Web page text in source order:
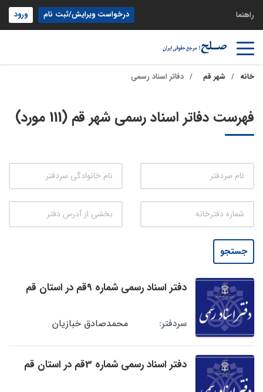
راهنما درخواست ویرایش/ثبت نام ورود
خانه شهر قم دفاتر اسناد رسمی
فهرست دفاتر اسناد رسمی شهر قم (111 مورد)
جستجو
دفتر اسناد رسمی شماره 9قم در استان قم
سردفتر: محمدصادق خبازیان
دفتر اسناد رسمی شماره 3قم در استان قم